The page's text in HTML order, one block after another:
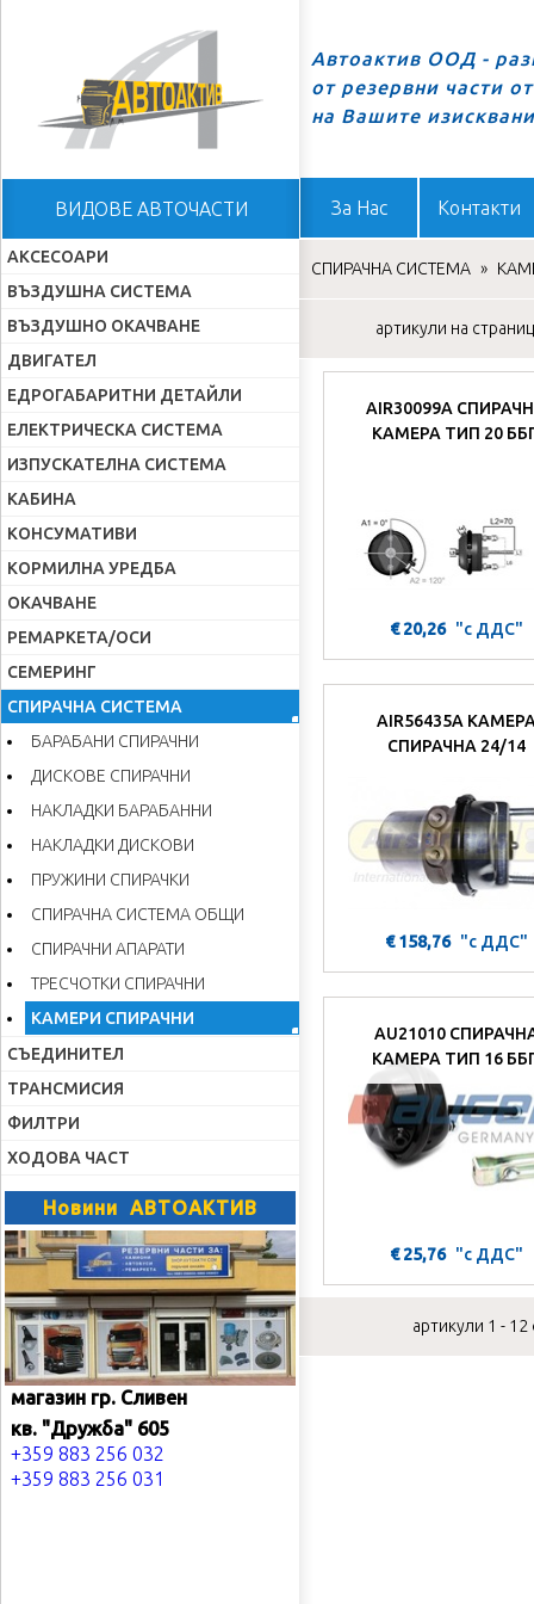
Начало
ВИДОВЕ АВТОЧАСТИ
Автоактив ООД -
от резервни части
на Вашите
За Нас Контакти
АКСЕСОАРИ
ВЪЗДУШНА СИСТЕМА
ВЪЗДУШНО ОКАЧВАНЕ
ДВИГАТЕЛ
ЕДРОГАБАРИТНИ ДЕТАЙЛИ
ЕЛЕКТРИЧЕСКА СИСТЕМА
ИЗПУСКАТЕЛНА СИСТЕМА
КАБИНА
КОНСУМАТИВИ
КОРМИЛНА УРЕДБА
ОКАЧВАНЕ
РЕМАРКЕТА/ОСИ
СЕМЕРИНГ
СПИРАЧНА СИСТЕМА
БАРАБАНИ СПИРАЧНИ
ДИСКОВЕ СПИРАЧНИ
НАКЛАДКИ БАРАБАННИ
НАКЛАДКИ ДИСКОВИ
ПРУЖИНИ СПИРАЧКИ
СПИРАЧНА СИСТЕМА ОБЩИ
СПИРАЧНИ АПАРАТИ
ТРЕСЧОТКИ СПИРАЧНИ
КАМЕРИ СПИРАЧНИ
СЪЕДИНИТЕЛ
ТРАНСМИСИЯ
ФИЛТРИ
ХОДОВА ЧАСТ
Новини АВТОАКТИВ
магазин гр. Сливен
кв. "Дружба" 605
+359 883 256 032
+359 883 256 031
СПИРАЧНА СИСТЕМА »
артикули на
AIR30099A
КАМЕРА ТИП 20
€ 20,26 "с ДДС"
AIR56435A
СПИРАЧНА 24/14
€ 158,76 "с ДДС"
AU21010
КАМЕРА ТИП 16
€ 25,76 "с ДДС"
артикули 1 - 12